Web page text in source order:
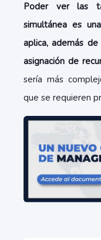
Poder ver las
simultánea es
aplica, además
asignación de
sería más
que se requieren